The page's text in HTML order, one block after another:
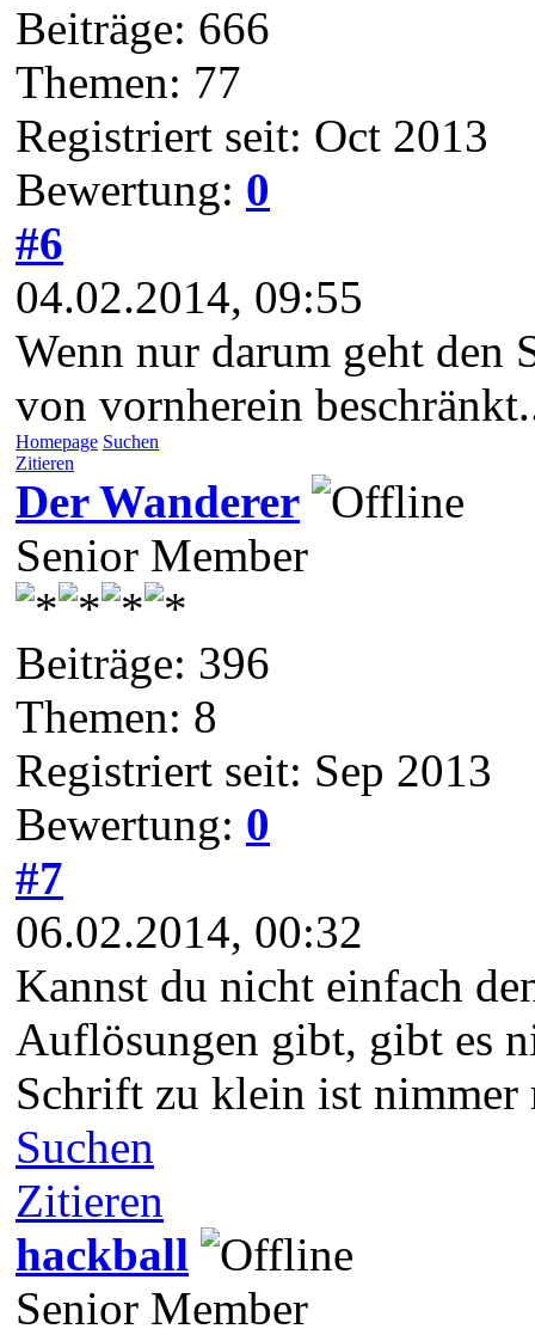
Beiträge: 666
Themen: 77
Registriert seit: Oct 2013
Bewertung: 0
#6
04.02.2014, 09:55
Wenn nur darum geht den
von vornherein
Homepage Suchen
Zitieren
Der Wanderer
Senior Member
Beiträge: 396
Themen: 8
Registriert seit: Sep 2013
Bewertung: 0
#7
06.02.2014, 00:32
Kannst du nicht einfach
Auflösungen gibt, gibt es
Schrift zu klein ist nimmer
Suchen
Zitieren
hackball
Senior Member